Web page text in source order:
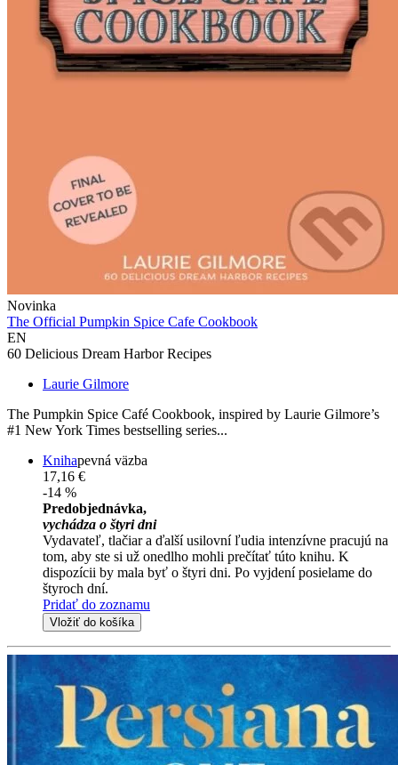
Novinka
The Official Pumpkin Spice Cafe Cookbook
EN
60 Delicious Dream Harbor Recipes
Laurie Gilmore
The Pumpkin Spice Café Cookbook, inspired by Laurie Gilmore’s
#1 New York Times bestselling series...
Knihapevná väzba
17,16 €
-14 %
Predobjednávka,
vychádza o štyri dni
Vydavateľ, tlačiar a ďalší usilovní ľudia intenzívne pracujú na
tom, aby ste si už onedlho mohli prečítať túto knihu. K
dispozícii by mala byť o štyri dni. Po vyjdení posielame do
štyroch dní.
Pridať do zoznamu
Vložiť do košíka